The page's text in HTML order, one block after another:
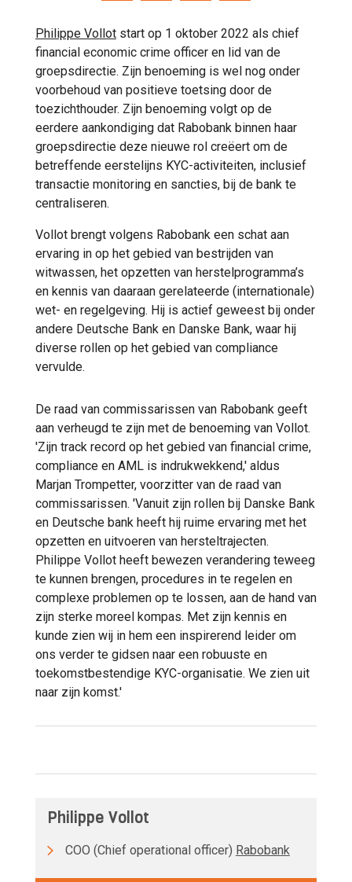
Philippe Vollot start op 1 oktober 2022 als chief
financial economic crime officer en lid van de
groepsdirectie. Zijn benoeming is wel nog onder
voorbehoud van positieve toetsing door de
toezichthouder. Zijn benoeming volgt op de
eerdere aankondiging dat Rabobank binnen haar
groepsdirectie deze nieuwe rol creëert om de
betreffende eerstelijns KYC-activiteiten, inclusief
transactie monitoring en sancties, bij de bank te
centraliseren.
Vollot brengt volgens Rabobank een schat aan
ervaring in op het gebied van bestrijden van
witwassen, het opzetten van herstelprogramma’s
en kennis van daaraan gerelateerde (internationale)
wet- en regelgeving. Hij is actief geweest bij onder
andere Deutsche Bank en Danske Bank, waar hij
diverse rollen op het gebied van compliance
vervulde.
De raad van commissarissen van Rabobank geeft
aan verheugd te zijn met de benoeming van Vollot.
'Zijn track record op het gebied van financial crime,
compliance en AML is indrukwekkend,' aldus
Marjan Trompetter, voorzitter van de raad van
commissarissen. 'Vanuit zijn rollen bij Danske Bank
en Deutsche bank heeft hij ruime ervaring met het
opzetten en uitvoeren van hersteltrajecten.
Philippe Vollot heeft bewezen verandering teweeg
te kunnen brengen, procedures in te regelen en
complexe problemen op te lossen, aan de hand van
zijn sterke moreel kompas. Met zijn kennis en
kunde zien wij in hem een inspirerend leider om
ons verder te gidsen naar een robuuste en
toekomstbestendige KYC-organisatie. We zien uit
naar zijn komst.'
Philippe Vollot
COO (Chief operational officer) Rabobank